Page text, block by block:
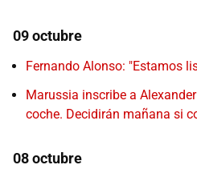
09 octubre
Fernando Alonso: "Estamos
Marussia inscribe a
coche. Decidirán mañana si
08 octubre